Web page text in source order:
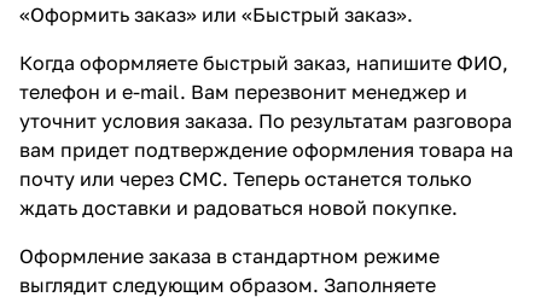
«Оформить заказ» или «Быстрый заказ».
Когда оформляете быстрый заказ, напишите ФИО,
телефон и e-mail. Вам перезвонит менеджер и
уточнит условия заказа. По результатам разговора
вам придет подтверждение оформления товара на
почту или через СМС. Теперь останется только
ждать доставки и радоваться новой покупке.
Оформление заказа в стандартном режиме
выглядит следующим образом. Заполняете